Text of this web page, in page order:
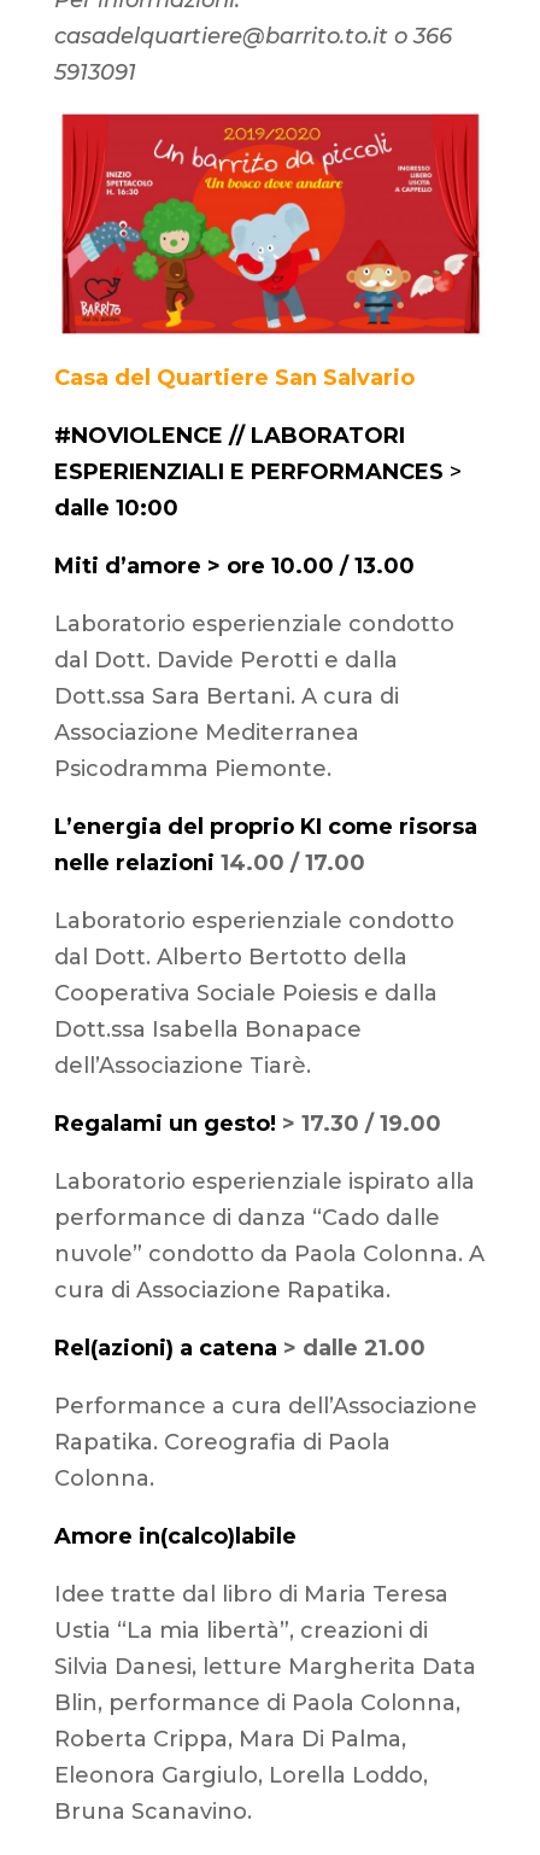
casadelquartiere@barrito.to.it o 366
5913091
Casa del Quartiere San Salvario
#NOVIOLENCE // LABORATORI
ESPERIENZIALI E PERFORMANCES >
dalle 10:00
Miti d’amore > ore 10.00 / 13.00
Laboratorio esperienziale condotto
dal Dott. Davide Perotti e dalla
Dott.ssa Sara Bertani. A cura di
Associazione Mediterranea
Psicodramma Piemonte.
L’energia del proprio KI come risorsa
nelle relazioni 14.00 / 17.00
Laboratorio esperienziale condotto
dal Dott. Alberto Bertotto della
Cooperativa Sociale Poiesis e dalla
Dott.ssa Isabella Bonapace
dell’Associazione Tiarè.
Regalami un gesto! > 17.30 / 19.00
Laboratorio esperienziale ispirato alla
performance di danza “Cado dalle
nuvole” condotto da Paola Colonna. A
cura di Associazione Rapatika.
Rel(azioni) a catena > dalle 21.00
Performance a cura dell’Associazione
Rapatika. Coreografia di Paola
Colonna.
Amore in(calco)labile
Idee tratte dal libro di Maria Teresa
Ustia “La mia libertà”, creazioni di
Silvia Danesi, letture Margherita Data
Blin, performance di Paola Colonna,
Roberta Crippa, Mara Di Palma,
Eleonora Gargiulo, Lorella Loddo,
Bruna Scanavino.